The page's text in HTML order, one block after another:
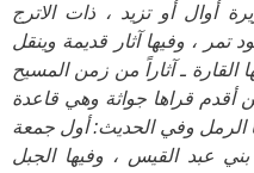
أوال أو تزيد ، ذات الاترج
تمر ، وفيها آثار قديمة وينقل
ـ آثاراً من زمن المسيح
أقدم قراها جواثة وهي قاعدة
الرمل وفي الحديث: أول جمعة
عبد القيس ، وفيها الجبل